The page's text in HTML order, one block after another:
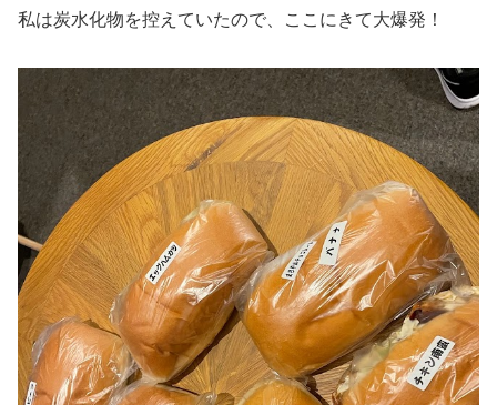
私は炭水化物を控えていたので、ここにきて大爆発！